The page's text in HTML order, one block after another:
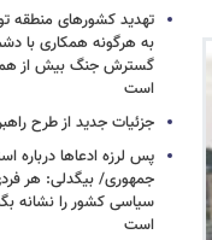
تهدید کشورهای منطقه
به هرگونه همکاری با
گسترش جنگ بیش از همه
است
جزئیات جدید از طرح
پس لرزه ادعاها درباره
جمهوری/ بیگدلی: هر
سیاسی کشور را نشانه
است